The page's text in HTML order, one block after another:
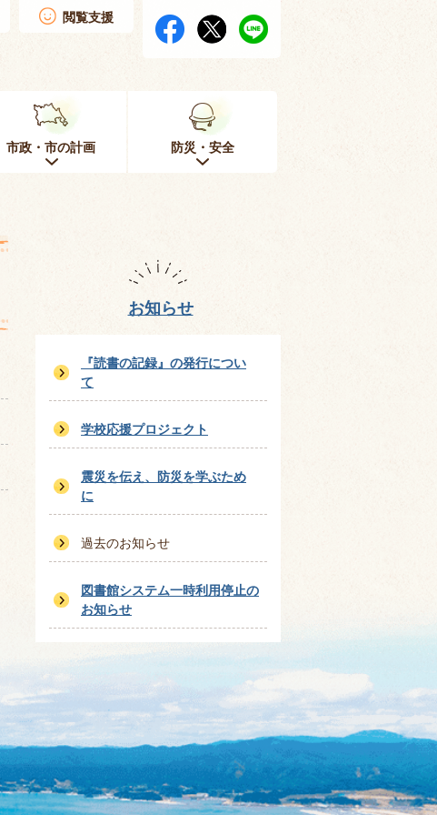
閲覧支援
市政・市の計画 防災・安全
お知らせ
『読書の記録』の発行につい
て
学校応援プロジェクト
震災を伝え、防災を学ぶため
に
過去のお知らせ
図書館システム一時利用停止の
お知らせ